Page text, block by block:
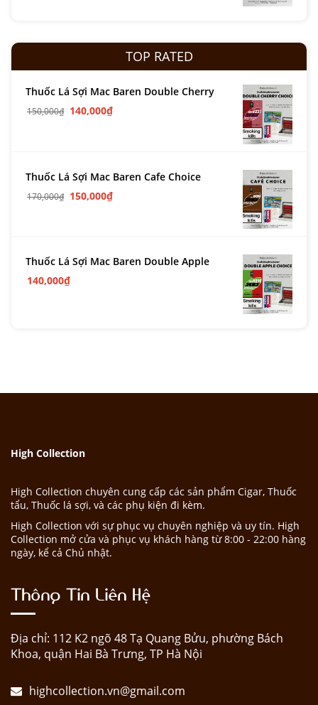
TOP RATED
Thuốc Lá Sợi Mac Baren Double Cherry
150,000₫ 140,000₫
Thuốc Lá Sợi Mac Baren Cafe Choice
170,000₫ 150,000₫
Thuốc Lá Sợi Mac Baren Double Apple
140,000₫
High Collection
High Collection chuyên cung cấp các sản phẩm Cigar, Thuốc
tẩu, Thuốc lá sợi, và các phụ kiện đi kèm.
High Collection với sự phục vụ chuyên nghiệp và uy tín. High
Collection mở cửa và phục vụ khách hàng từ 8:00 - 22:00 hàng
ngày, kể cả Chủ nhật.
Thông Tin Liên Hệ
Địa chỉ: 112 K2 ngõ 48 Tạ Quang Bửu, phường Bách
Khoa, quận Hai Bà Trưng, TP Hà Nội
highcollection.vn@gmail.com